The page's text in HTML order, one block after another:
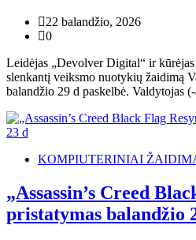
22 balandžio, 2026
0
Leidėjas „Devolver Digital“ ir
slenkantį veiksmo nuotykių žaidimą
balandžio 29 d paskelbė. Valdytojas
KOMPIUTERINIAI
„Assassin’s Creed
pristatymas balandžio